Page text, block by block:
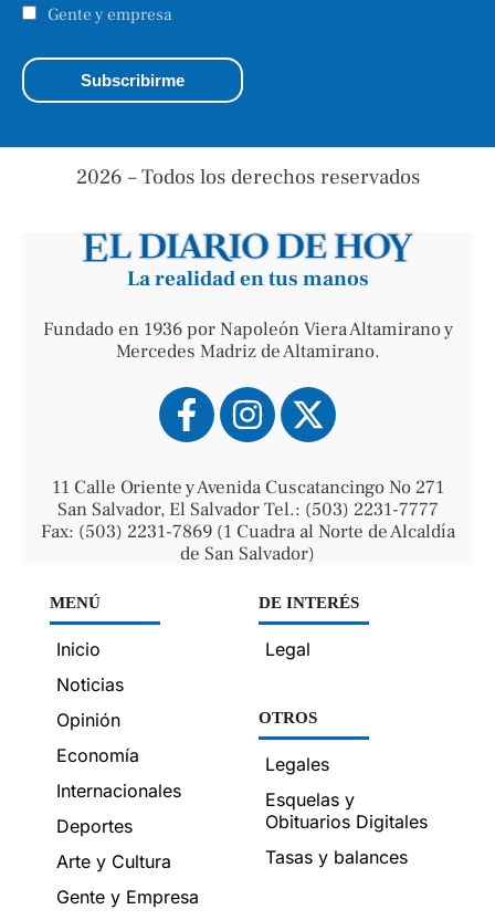
Gente y empresa
2026 – Todos los derechos reservados
La realidad en tus manos
Fundado en 1936 por Napoleón Viera Altamirano y
Mercedes Madriz de Altamirano.
11 Calle Oriente y Avenida Cuscatancingo No 271
San Salvador, El Salvador Tel.: (503) 2231-7777
Fax: (503) 2231-7869 (1 Cuadra al Norte de Alcaldía
de San Salvador)
MENÚ
Inicio
Noticias
Opinión
Economía
Internacionales
Deportes
Arte y Cultura
Gente y Empresa
DE INTERÉS
Legal
OTROS
Legales
Esquelas y
Obituarios Digitales
Tasas y balances